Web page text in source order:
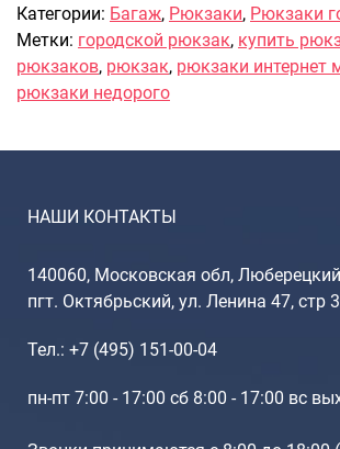
Рюкзаки детские
Рюкзаки
Рюкзаки для
Аксессуары
Чехлы для
Мешки для обуви
Категории: Багаж, Рюкзаки, Рюкзаки
Метки: городской рюкзак, купить
рюкзаков, рюкзак, рюкзаки интернет
рюкзаки недорого
НАШИ КОНТАКТЫ
140060, Московская обл,
пгт. Октябрьский, ул. Ленина 47, стр 3
Тел.: +7 (495) 151-00-04
пн-пт 7:00 - 17:00 сб 8:00 - 17:00 вс